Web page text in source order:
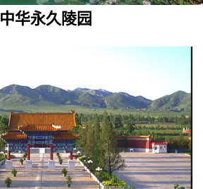
中华永久陵园